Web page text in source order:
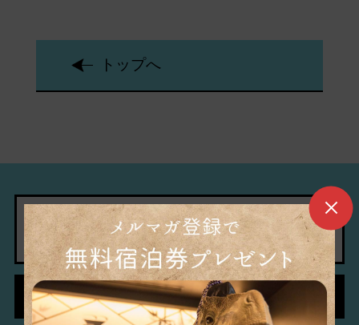
トップへ
宿泊予約
予約の確認・変更・キャンセル